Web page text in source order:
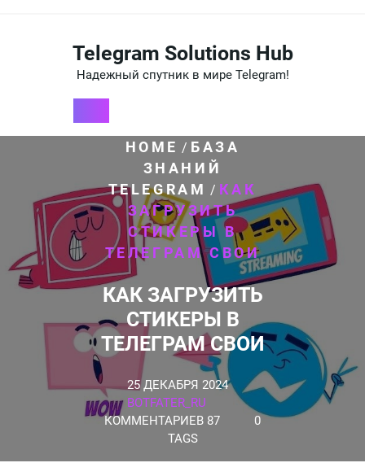
содержимомуTelegram Solutions Hub
Надежный спутник в мире Telegram!
HOME / БАЗА
ЗНАНИЙ
TELEGRAM / КАК
ЗАГРУЗИТЬ
СТИКЕРЫ В
ТЕЛЕГРАМ СВОИ
КАК ЗАГРУЗИТЬ
СТИКЕРЫ В
ТЕЛЕГРАМ СВОИ
25 ДЕКАБРЯ 2024
BOTFATER_RU
КОММЕНТАРИЕВ 87
0
TAGS